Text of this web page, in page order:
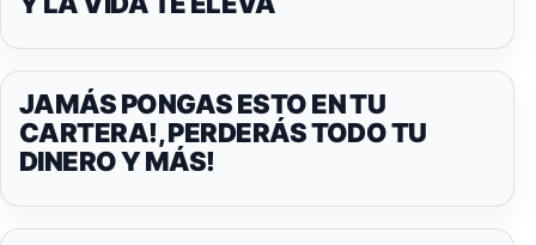
JAMÁS PONGAS ESTO EN TU
CARTERA!, PERDERÁS TODO TU
DINERO Y MÁS!